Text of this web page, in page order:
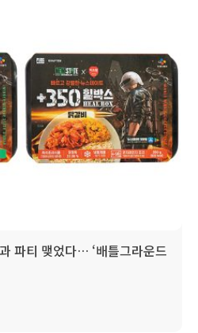
파티 맺었다… ‘배틀그라운드